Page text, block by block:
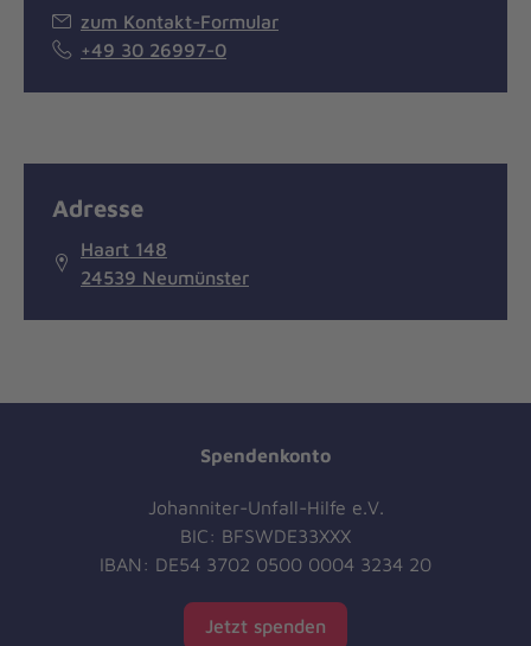
zum Kontakt-Formular
+49 30 26997-0
Adresse
Haart 148
24539 Neumünster
Spendenkonto
Johanniter-Unfall-Hilfe e.V.
BIC: BFSWDE33XXX
IBAN: DE54 3702 0500 0004 3234 20
Jetzt spenden